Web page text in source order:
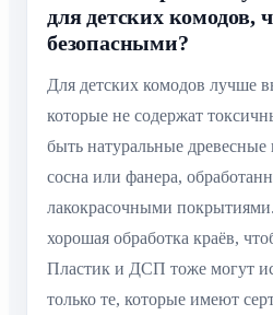
для детских комодов,
безопасными?
Для детских комодов лучше
которые не содержат
быть натуральные древесные
сосна или фанера,
лакокрасочными
хорошая обработка краёв,
Пластик и ДСП тоже могут
только те, которые имеют